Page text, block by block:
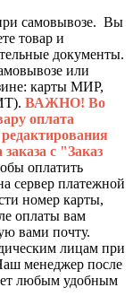
самовывозе. Вы
товар и
документы.
или
карты МИР,
ВАЖНО! Во
оплата
с "Заказ
оплатить
сервер платежной
номер карты,
оплаты вам
вами почту.
лицам при
менеджер после
любым удобным